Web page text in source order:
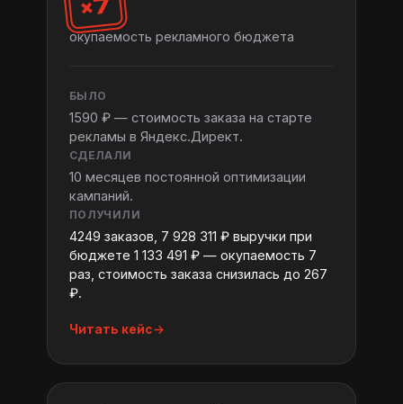
×7
окупаемость рекламного бюджета
БЫЛО
1590 ₽ — стоимость заказа на старте
рекламы в Яндекс.Директ.
СДЕЛАЛИ
10 месяцев постоянной оптимизации
кампаний.
ПОЛУЧИЛИ
4249 заказов, 7 928 311 ₽ выручки при
бюджете 1 133 491 ₽ — окупаемость 7
раз, стоимость заказа снизилась до 267
₽.
Читать кейс